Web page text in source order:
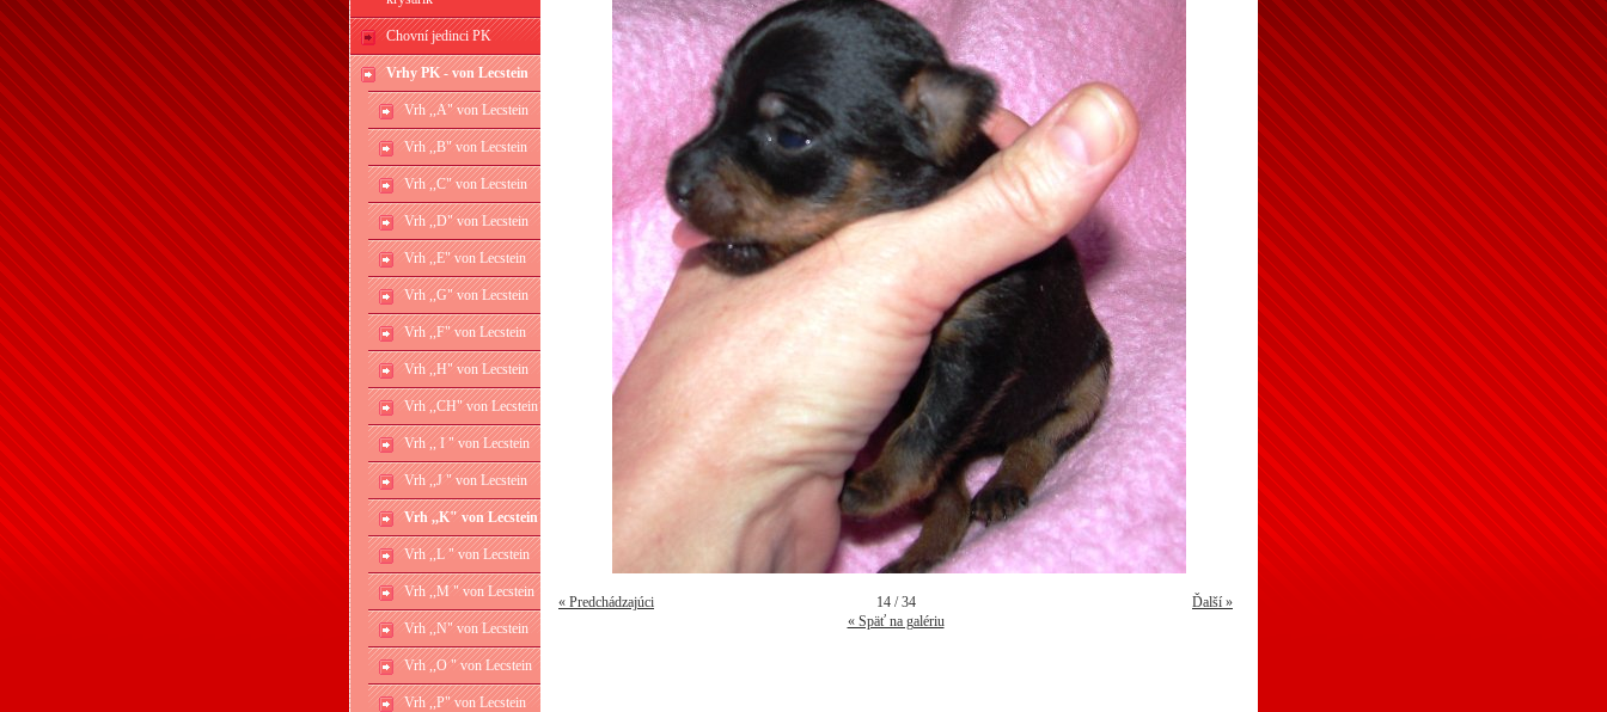
Chovní jedinci PK
Vrhy PK - von Lecstein
Vrh ,,A" von Lecstein
Vrh ,,B" von Lecstein
Vrh ,,C" von Lecstein
Vrh ,,D" von Lecstein
Vrh ,,E" von Lecstein
Vrh ,,G" von Lecstein
Vrh ,,F" von Lecstein
Vrh ,,H" von Lecstein
Vrh ,,CH" von Lecstein
Vrh ,, I " von Lecstein
Vrh ,,J " von Lecstein
Vrh ,,K" von Lecstein
Vrh ,,L " von Lecstein
Vrh ,,M " von Lecstein
Vrh ,,N" von Lecstein
Vrh ,,O " von Lecstein
Vrh ,,P" von Lecstein
« Predchádzajúci 14 / 34
Ďalší »
« Späť na galériu